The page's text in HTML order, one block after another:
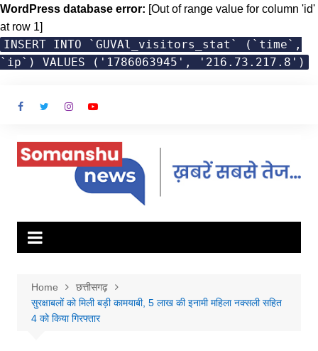
WordPress database error: [Out of range value for column 'id'
at row 1]
INSERT INTO `GUVAl_visitors_stat` (`time`,
`ip`) VALUES ('1786063945', '216.73.217.8')
Home
छत्तीसगढ़
सुरक्षाबलों को मिली बड़ी कामयाबी, 5 लाख की इनामी महिला नक्सली सहित
4 को किया गिरफ्तार